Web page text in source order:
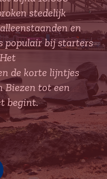
stedelijk
en
populair bij starters
de korte lijntjes
Biezen tot een
begint.